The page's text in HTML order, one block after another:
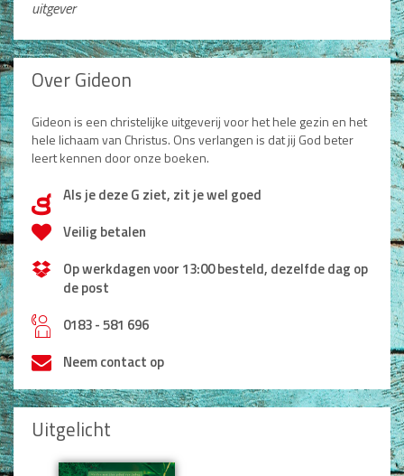
uitgever
Over Gideon
Gideon is een christelijke uitgeverij voor het hele gezin en het
hele lichaam van Christus. Ons verlangen is dat jij God beter
leert kennen door onze boeken.
dAls je deze G ziet, zit je wel goed
Veilig betalen
Op werkdagen voor 13:00 besteld, dezelfde dag op
de post
h0183 - 581 696
Neem contact op
Uitgelicht